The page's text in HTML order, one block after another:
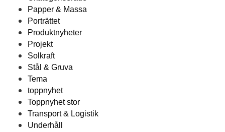
Papper & Massa
Porträttet
Produktnyheter
Projekt
Solkraft
Stål & Gruva
Tema
toppnyhet
Toppnyhet stor
Transport & Logistik
Underhåll